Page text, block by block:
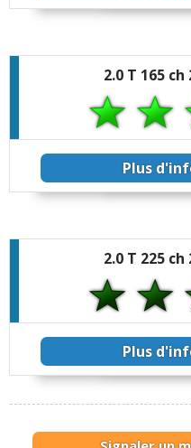
2.0 T 165 ch
Plus
2.0 T 225 ch
Plus